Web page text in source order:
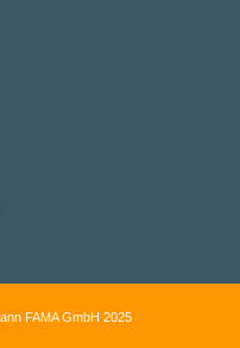
FAMA GmbH 2025